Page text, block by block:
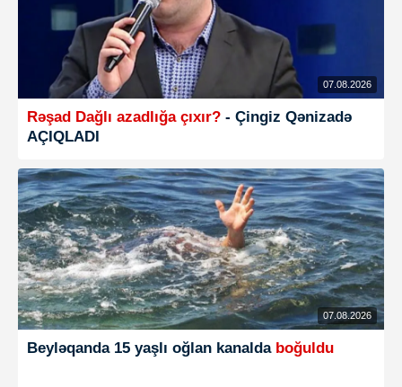
07.08.2026
Rəşad Dağlı azadlığa çıxır? - Çingiz Qənizadə
AÇIQLADI
07.08.2026
Beyləqanda 15 yaşlı oğlan kanalda boğuldu